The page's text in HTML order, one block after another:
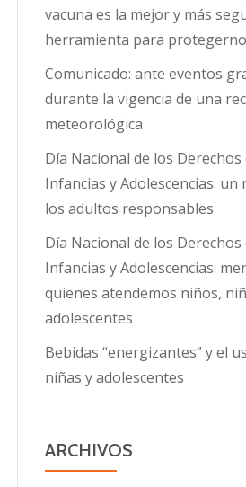
vacuna es la mejor y más
herramienta para
Comunicado: ante eventos
durante la vigencia de una
meteorológica
Día Nacional de los Derechos
Infancias y Adolescencias: un
los adultos responsables
Día Nacional de los Derechos
Infancias y Adolescencias:
quienes atendemos niños,
adolescentes
Bebidas “energizantes” y el
niñas y adolescentes
ARCHIVOS